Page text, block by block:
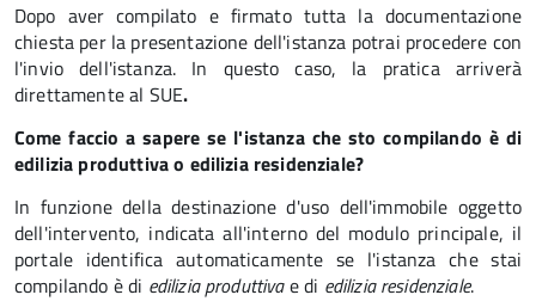
Dopo aver compilato e firmato tutta la documentazione
chiesta per la presentazione dell'istanza potrai procedere con
l'invio dell'istanza. In questo caso, la pratica arriverà
direttamente al SUE.
Come faccio a sapere se l'istanza che sto compilando è di
edilizia produttiva o edilizia residenziale?
In funzione della destinazione d'uso dell'immobile oggetto
dell'intervento, indicata all'interno del modulo principale, il
portale identifica automaticamente se l'istanza che stai
compilando è di edilizia produttivae di edilizia residenziale.